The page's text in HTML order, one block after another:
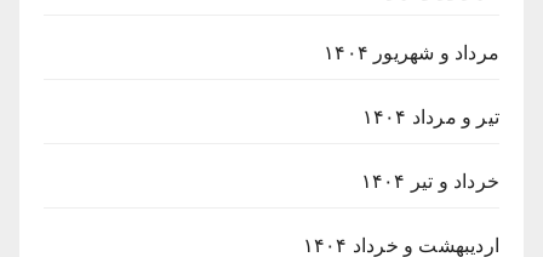
مرداد و شهریور ۱۴۰۴
تیر و مرداد ۱۴۰۴
خرداد و تیر ۱۴۰۴
اردیبهشت و خرداد ۱۴۰۴